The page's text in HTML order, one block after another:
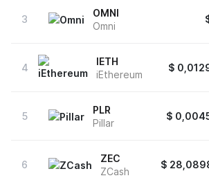
3
OMNI
Omni
4
IETH
iEthereum
$
5
PLR
Pillar
$
6
ZEC
ZCash
$